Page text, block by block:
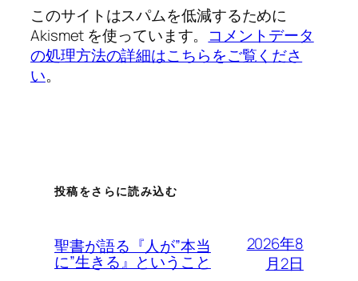
このサイトはスパムを低減するために
Akismet を使っています。 コメントデータ
の処理方法の詳細はこちらをご覧くださ
い。
投稿をさらに読み込む
聖書が語る『人が”本当
に”生きる』ということ
2026年8
月2日